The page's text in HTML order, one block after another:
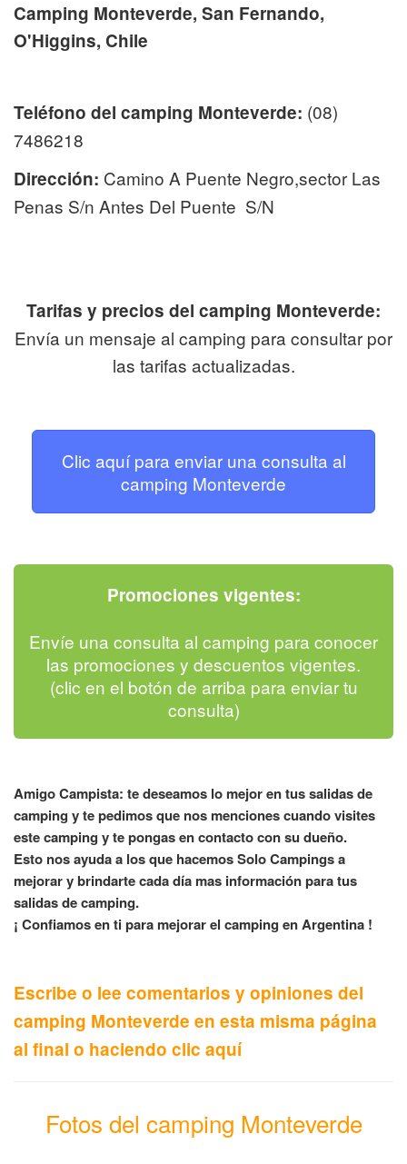
Camping Monteverde, San Fernando,
O'Higgins, Chile
Teléfono del camping Monteverde: (08)
7486218
Dirección: Camino A Puente Negro,sector Las
Penas S/n Antes Del Puente S/N
Tarifas y precios del camping Monteverde:
Envía un mensaje al camping para consultar por
las tarifas actualizadas.
Clic aquí para enviar una consulta al
camping Monteverde
Promociones vigentes:
Envíe una consulta al camping para conocer
las promociones y descuentos vigentes.
(clic en el botón de arriba para enviar tu
consulta)
Amigo Campista: te deseamos lo mejor en tus salidas de
camping y te pedimos que nos menciones cuando visites
este camping y te pongas en contacto con su dueño.
Esto nos ayuda a los que hacemos Solo Campings a
mejorar y brindarte cada día mas información para tus
salidas de camping.
¡ Confiamos en ti para mejorar el camping en Argentina !
Escribe o lee comentarios y opiniones del
camping Monteverde en esta misma página
al final o haciendo clic aquí
Fotos del camping Monteverde